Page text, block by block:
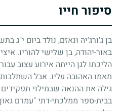
סיפור חייו
בן ג'ורג'יה ונאזם, נולד ביום י"ג
באור-יהודה, בן שלישי להוריו.
הליכתו לגן הייתה אירוע עצוב
מאמו האהובה עליו. אבל
גילה את ההנאה שבמילוי
בבית-ספר ממלכתי-דתי "עמרם